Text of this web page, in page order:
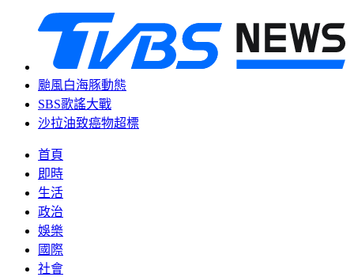
颱風白海豚動態
SBS歌謠大戰
沙拉油致癌物超標
首頁
即時
生活
政治
娛樂
國際
社會